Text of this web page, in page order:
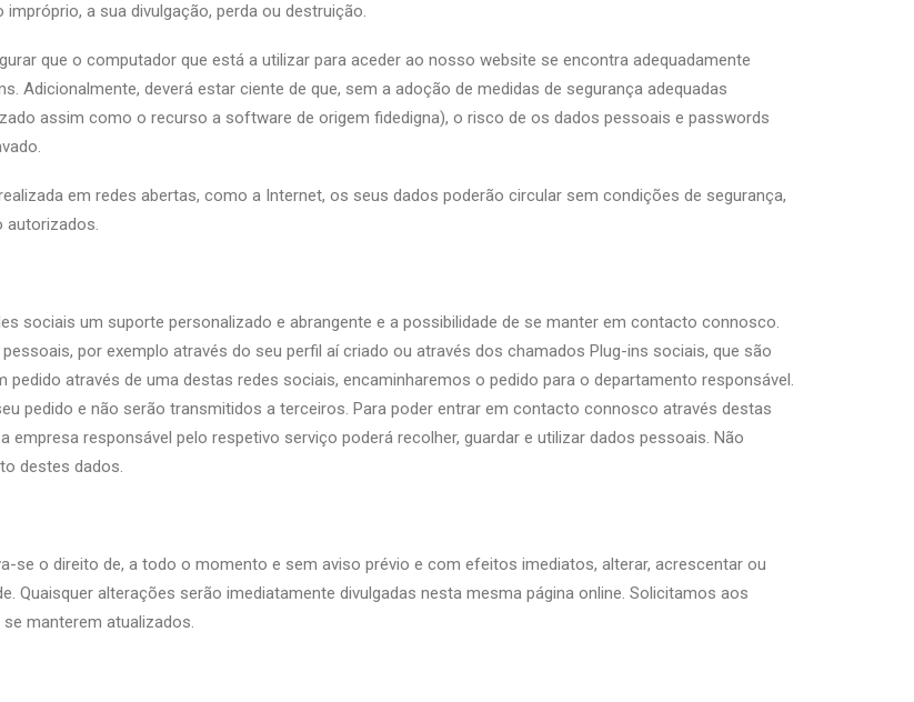
a sua divulgação, perda ou destruição.
que o computador que está a utilizar para aceder ao nosso website se encontra adequadamente
deverá estar ciente de que, sem a adoção de medidas de segurança adequadas
assim como o recurso a software de origem fidedigna), o risco de os dados pessoais e passwords
em redes abertas, como a Internet, os seus dados poderão circular sem condições de segurança,
autorizados.
sociais um suporte personalizado e abrangente e a possibilidade de se manter em contacto connosco.
por exemplo através do seu perfil aí criado ou através dos chamados Plug-ins sociais, que são
através de uma destas redes sociais, encaminharemos o pedido para o departamento responsável.
pedido e não serão transmitidos a terceiros. Para poder entrar em contacto connosco através destas
responsável pelo respetivo serviço poderá recolher, guardar e utilizar dados pessoais. Não
destes dados.
se o direito de, a todo o momento e sem aviso prévio e com efeitos imediatos, alterar, acrescentar ou
Quaisquer alterações serão imediatamente divulgadas nesta mesma página online. Solicitamos aos
manterem atualizados.